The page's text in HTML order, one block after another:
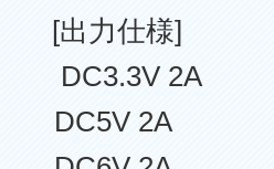
仕様] [DC
DC3.3V 2A
DC5V 2A